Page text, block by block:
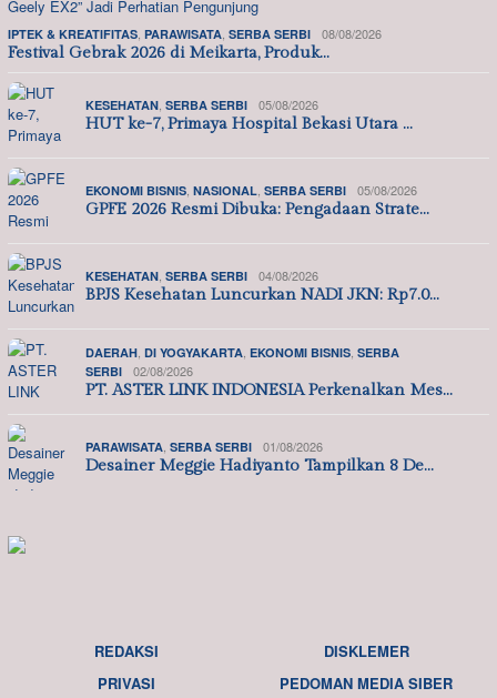
IPTEK & KREATIFITAS, PARAWISATA, SERBA SERBI 08/08/2026
Festival Gebrak 2026 di Meikarta, Produk…
KESEHATAN, SERBA SERBI 05/08/2026
HUT ke-7, Primaya Hospital Bekasi Utara …
EKONOMI BISNIS, NASIONAL, SERBA SERBI 05/08/2026
GPFE 2026 Resmi Dibuka: Pengadaan Strate…
KESEHATAN, SERBA SERBI 04/08/2026
BPJS Kesehatan Luncurkan NADI JKN: Rp7.0…
DAERAH, DI YOGYAKARTA, EKONOMI BISNIS, SERBA
SERBI
02/08/2026
PT. ASTER LINK INDONESIA Perkenalkan Mes…
PARAWISATA, SERBA SERBI 01/08/2026
Desainer Meggie Hadiyanto Tampilkan 8 De…
REDAKSI
DISKLEMER
PRIVASI
PEDOMAN MEDIA SIBER